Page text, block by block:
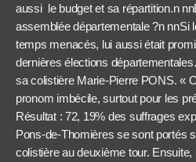
aussi le budget et sa répartition.n
assemblée départementale ?n nnSi
temps menacés, lui aussi était
dernières élections
sa colistière Marie-Pierre PONS. «
pronom imbécile, surtout pour les
Résultat : 72, 19% des suffrages
Pons-de-Thomières se sont portés
colistière au deuxième tour.